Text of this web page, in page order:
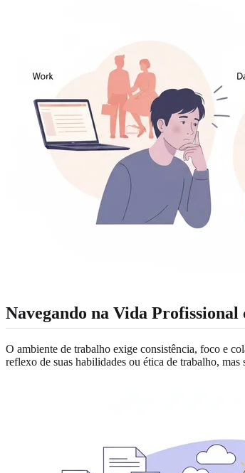
Navegando na Vida
O ambiente de trabalho exige consistência, foco e
reflexo de suas habilidades ou ética de trabalho,